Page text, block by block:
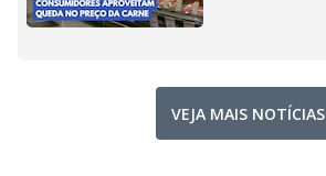
VEJA MAIS NOTÍCIAS